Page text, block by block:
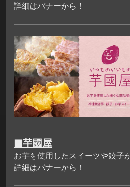
詳細はバナーから！
■芋國屋
お芋を使用したスイーツや餃子
詳細はバナーから！